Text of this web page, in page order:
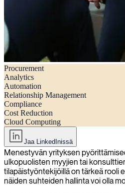
Kuinka maksimoida
Procurement
Analytics
Automation
Relationship Management
Compliance
Cost Reduction
Cloud Computing
Jaa LinkedInissä
Menestyvän yrityksen
ulkopuolisten myyjien tai
tilapäistyöntekijöillä on tärkeä rooli
näiden suhteiden hallinta voi olla